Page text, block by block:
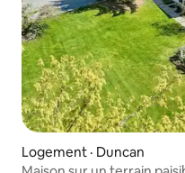
Logement · Duncan